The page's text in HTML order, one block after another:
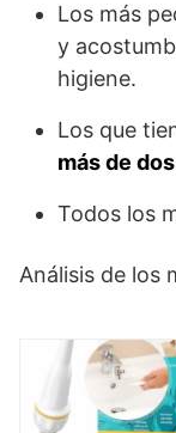
Los más
y
higiene.
Los que
más de
Todos los
Análisis de los